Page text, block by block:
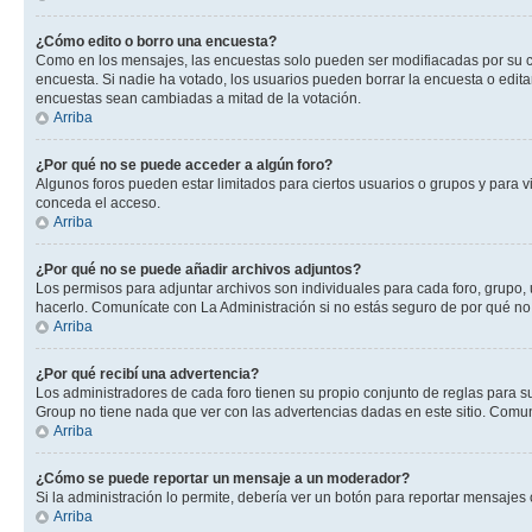
¿Cómo edito o borro una encuesta?
Como en los mensajes, las encuestas solo pueden ser modifiacadas por
encuesta. Si nadie ha votado, los usuarios pueden borrar la encuesta o
encuestas sean cambiadas a mitad de la votación.
Arriba
¿Por qué no se puede acceder a algún foro?
Algunos foros pueden estar limitados para ciertos usuarios o grupos y
conceda el acceso.
Arriba
¿Por qué no se puede añadir archivos adjuntos?
Los permisos para adjuntar archivos son individuales para cada foro,
hacerlo. Comunícate con La Administración si no estás seguro de por qué
Arriba
¿Por qué recibí una advertencia?
Los administradores de cada foro tienen su propio conjunto de reglas para
Group no tiene nada que ver con las advertencias dadas en este sitio.
Arriba
¿Cómo se puede reportar un mensaje a un moderador?
Si la administración lo permite, debería ver un botón para reportar
Arriba